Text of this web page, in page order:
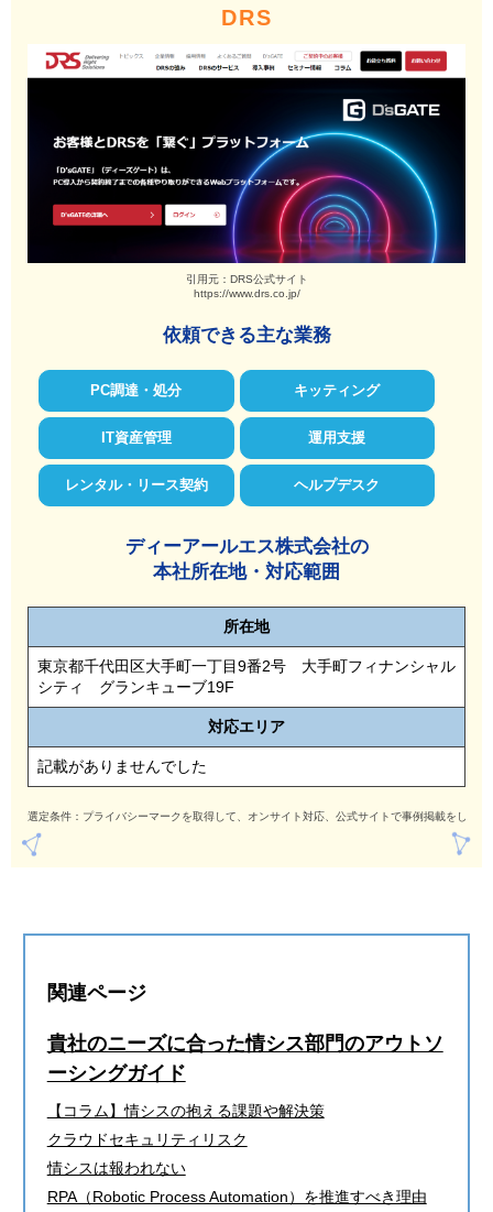
DRS
引用元：DRS公式サイト
https://www.drs.co.jp/
依頼できる主な業務
PC調達・処分 キッティング
IT資産管理 運用支援
レンタル・リース契約 ヘルプデスク
ディーアールエス株式会社の
本社所在地・対応範囲
所在地
東京都千代田区大手町一丁目9番2号 大手町フィナンシャル
シティ グランキューブ19F
対応エリア
記載がありませんでした
選定条件：プライバシーマークを取得して、オンサイト対応、公式サイトで事例掲載をして
関連ページ
貴社のニーズに合った情シス部門のアウトソ
ーシングガイド
【コラム】情シスの抱える課題や解決策
クラウドセキュリティリスク
情シスは報われない
RPA（Robotic Process Automation）を推進すべき理由